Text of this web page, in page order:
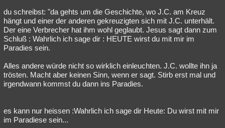
weitere Rubriken
Philosophie Träume Orte Esoterik Literatur
Astronomie
Musik Clash Verbesserungen Allmystery English
Übersichten
Lesenswert Schlüsselwörter
du schreibst: "da gehts um die Geschichte, wo J.C. am Kreuz
hängt und einer der anderen gekreuzigten sich mit J.C. unterhält.
Der eine Verbrecher hat ihm wohl geglaubt. Jesus sagt dann zum
Schluß : Wahrlich ich sage dir : HEUTE wirst du mit mir im
Paradies sein.
Alles andere würde nicht so wirklich einleuchten. J.C. wollte ihn ja
trösten. Macht aber keinen Sinn, wenn er sagt. Stirb erst mal und
irgendwann kommst du dann ins Paradies.
es kann nur heissen :Wahrlich ich sage dir Heute: Du wirst mit mir
im Paradiese sein...